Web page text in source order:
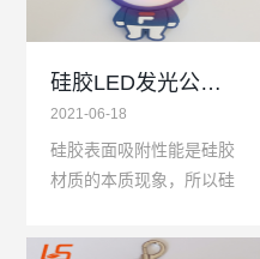
硅胶LED发光公仔容易吸灰尘的原因是什么？
2021-06-18
硅胶表面吸附性能是硅胶
材质的本质现象，所以硅
较强的吸附能力，硅胶